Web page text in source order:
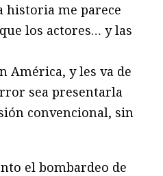
historia me parece
los actores… y las
América, y les va de
sea presentarla
convencional, sin
el bombardeo de